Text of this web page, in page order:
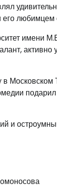
любимцем
имени
активно
Московском
и